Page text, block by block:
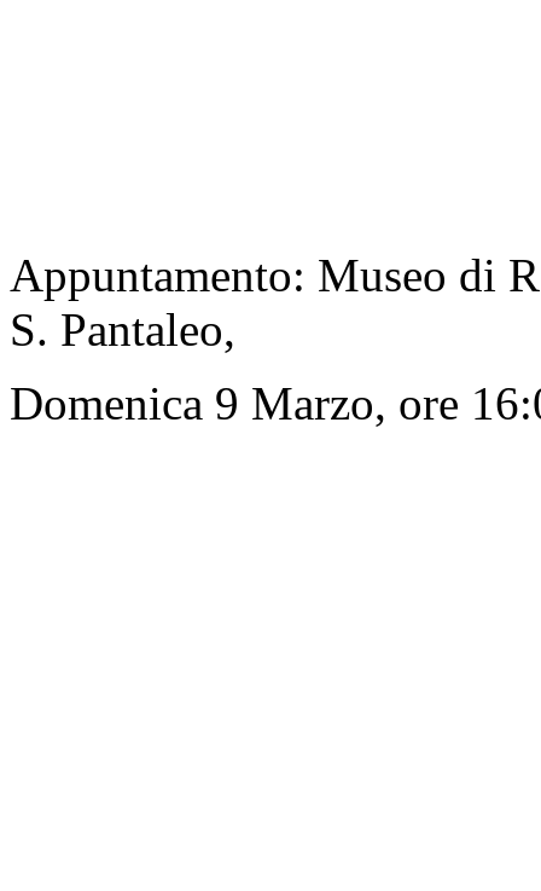
Appuntamento: Museo di
S. Pantaleo,
Domenica 9 Marzo, ore